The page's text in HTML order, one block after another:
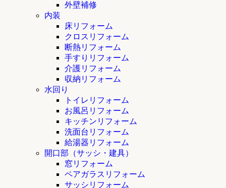
外壁補修
内装
床リフォーム
クロスリフォーム
断熱リフォーム
手すりリフォーム
介護リフォーム
収納リフォーム
水回り
トイレリフォーム
お風呂リフォーム
キッチンリフォーム
洗面台リフォーム
給湯器リフォーム
開口部（サッシ・建具）
窓リフォーム
ペアガラスリフォーム
サッシリフォーム